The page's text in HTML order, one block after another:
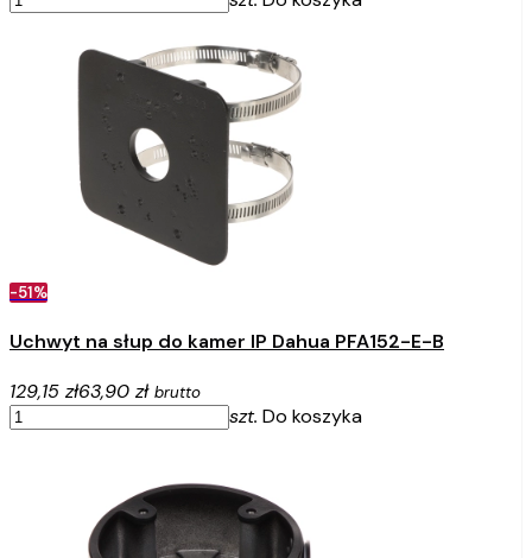
-51%
Uchwyt na słup do kamer IP Dahua PFA152-E-B
129,15 zł63,90 zł brutto
szt. Do koszyka